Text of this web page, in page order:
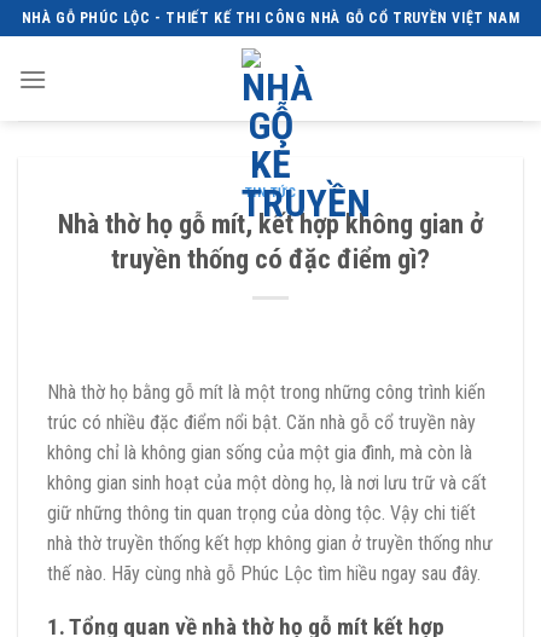
Skip
to
content
NHÀ GỖ PHÚC LỘC - THIẾT KẾ THI CÔNG NHÀ GỖ CỔ TRUYỀN VIỆT NAM
TIN TỨC
Nhà thờ họ gỗ mít, kết hợp không gian ở
truyền thống có đặc điểm gì?
Nhà thờ họ bằng gỗ mít là một trong những công trình kiến
trúc có nhiều đặc điểm nổi bật. Căn nhà gỗ cổ truyền này
không chỉ là không gian sống của một gia đình, mà còn là
không gian sinh hoạt của một dòng họ, là nơi lưu trữ và cất
giữ những thông tin quan trọng của dòng tộc. Vậy chi tiết
nhà thờ truyền thống kết hợp không gian ở truyền thống như
thế nào. Hãy cùng nhà gỗ Phúc Lộc tìm hiều ngay sau đây.
1. Tổng quan về nhà thờ họ gỗ mít kết hợp